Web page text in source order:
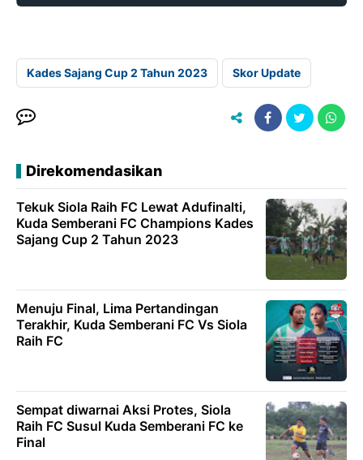
Kades Sajang Cup 2 Tahun 2023 Skor Update
Direkomendasikan
Tekuk Siola Raih FC Lewat Adufinalti,
Kuda Semberani FC Champions Kades
Sajang Cup 2 Tahun 2023
Menuju Final, Lima Pertandingan
Terakhir, Kuda Semberani FC Vs Siola
Raih FC
Sempat diwarnai Aksi Protes, Siola
Raih FC Susul Kuda Semberani FC ke
Final